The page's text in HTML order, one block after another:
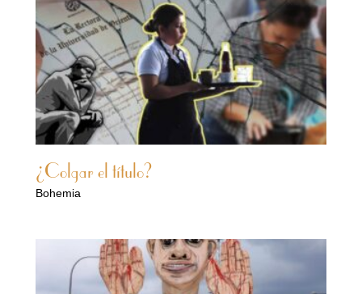
¿Colgar el título?
Bohemia